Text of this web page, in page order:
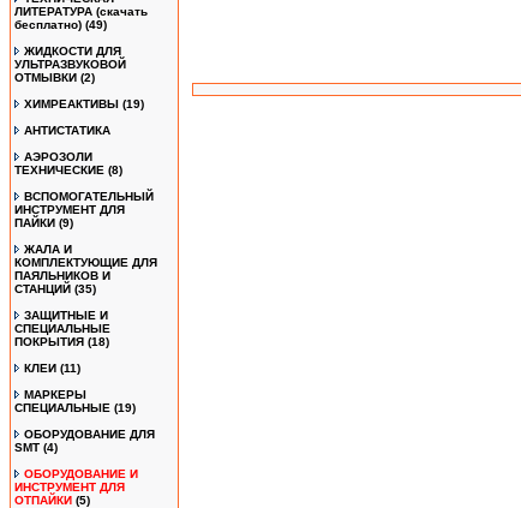
ЛИТЕРАТУРА (скачать
бесплатно) (49)
ЖИДКОСТИ ДЛЯ
УЛЬТРАЗВУКОВОЙ
ОТМЫВКИ (2)
ХИМРЕАКТИВЫ (19)
АНТИСТАТИКА
АЭРОЗОЛИ
ТЕХНИЧЕСКИЕ (8)
ВСПОМОГАТЕЛЬНЫЙ
ИНСТРУМЕНТ ДЛЯ
ПАЙКИ (9)
ЖАЛА И
КОМПЛЕКТУЮЩИЕ ДЛЯ
ПАЯЛЬНИКОВ И
СТАНЦИЙ (35)
ЗАЩИТНЫЕ И
СПЕЦИАЛЬНЫЕ
ПОКРЫТИЯ (18)
КЛЕИ (11)
МАРКЕРЫ
СПЕЦИАЛЬНЫЕ (19)
ОБОРУДОВАНИЕ ДЛЯ
SMT (4)
ОБОРУДОВАНИЕ И
ИНСТРУМЕНТ ДЛЯ
ОТПАЙКИ (5)